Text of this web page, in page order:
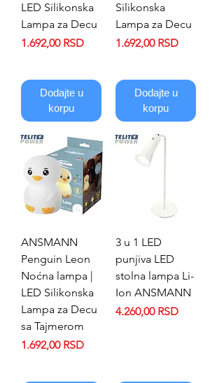
LED Silikonska
Lampa za Decu
Price
1.692,00 RSD
Dodajte u
korpu
Silikonska
Lampa za Decu
Price
1.692,00 RSD
Dodajte u
korpu
ANSMANN
Penguin Leon
Noćna lampa |
LED Silikonska
Lampa za Decu
sa Tajmerom
Price
1.692,00 RSD
3 u 1 LED
punjiva LED
stolna lampa Li-
Ion ANSMANN
Price
4.260,00 RSD